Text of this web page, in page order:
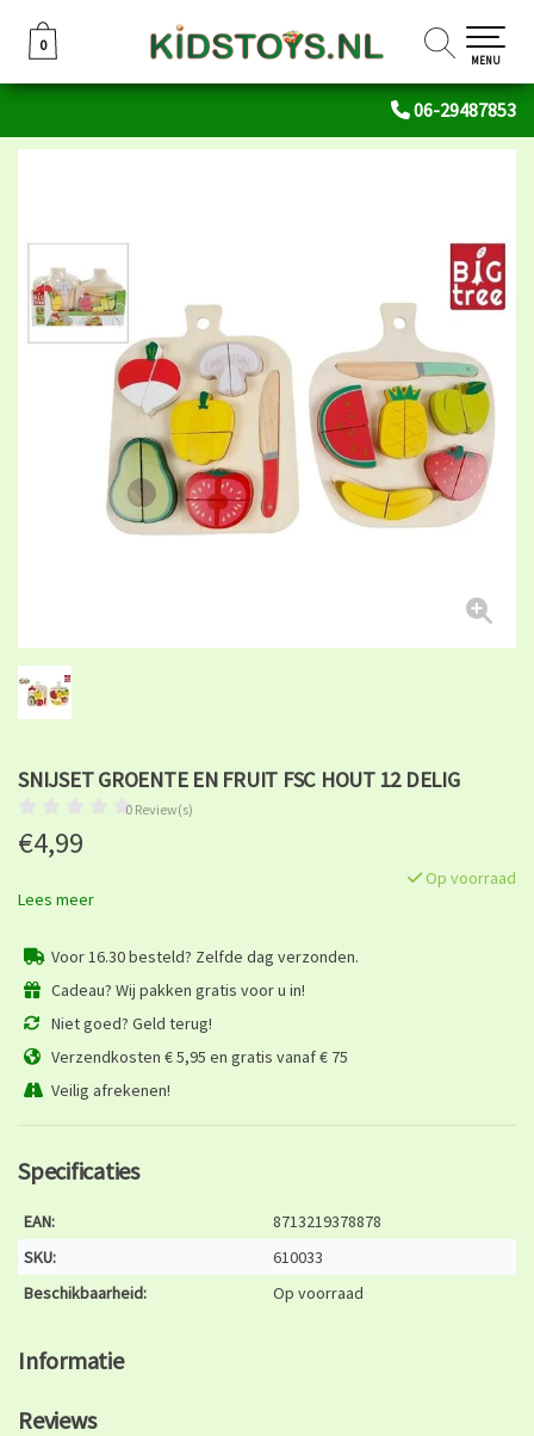
06-29487853
0
0
MENU
SNIJSET GROENTE EN FRUIT FSC HOUT 12 DELIG
0 Review(s)
€4,99
Op voorraad
Lees meer
Voor 16.30 besteld? Zelfde dag verzonden.
Cadeau? Wij pakken gratis voor u in!
Niet goed? Geld terug!
Verzendkosten € 5,95 en gratis vanaf € 75
Veilig afrekenen!
Specificaties
EAN:
8713219378878
SKU:
610033
Beschikbaarheid:
Op voorraad
Informatie
Reviews